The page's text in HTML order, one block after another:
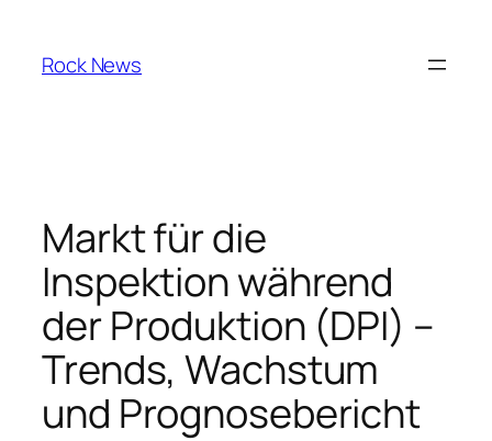
content
Rock News
Markt für die
Inspektion während
der Produktion (DPI) –
Trends, Wachstum
und Prognosebericht